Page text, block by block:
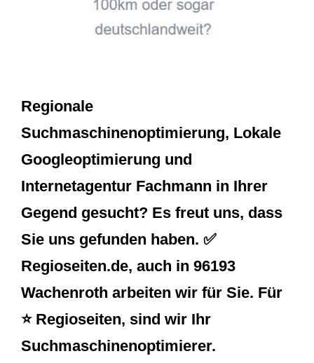
Regionale
Suchmaschinenoptimierung, Lokale
Googleoptimierung und
Internetagentur Fachmann in Ihrer
Gegend gesucht? Es freut uns, dass
Sie uns gefunden haben. ✅
Regioseiten.de, auch in 96193
Wachenroth arbeiten wir für Sie. Für
⭐ Regioseiten, sind wir Ihr
Suchmaschinenoptimierer.